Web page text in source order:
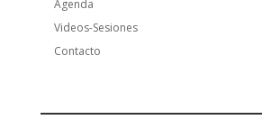
Agenda
Videos-Sesiones
Contacto